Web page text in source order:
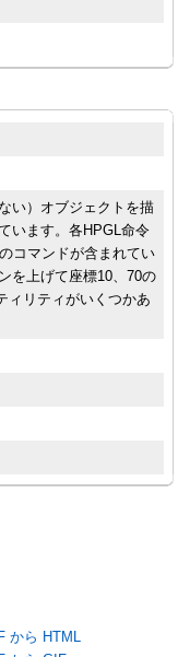
い）オブジェクトを描
います。各HPGL命令
コマンドが含まれてい
を上げて座標10、70の
ィリティがいくつかあ
から HTML